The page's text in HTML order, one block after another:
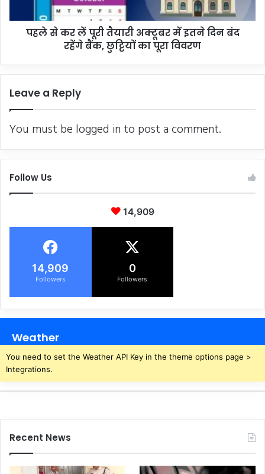
इतने
का
पहले से कर लें पूरी तैयारी अक्टूबर में इतने दिन बंद
रहेंगे बैंक, छुट्टियों का पूरा विवरण
Leave a Reply
You must be logged in to post a comment.
Follow Us
14,909
14,909
Followers
0
Followers
Weather
You need to set the Weather API Key in the theme options page >
Integrations.
Recent News